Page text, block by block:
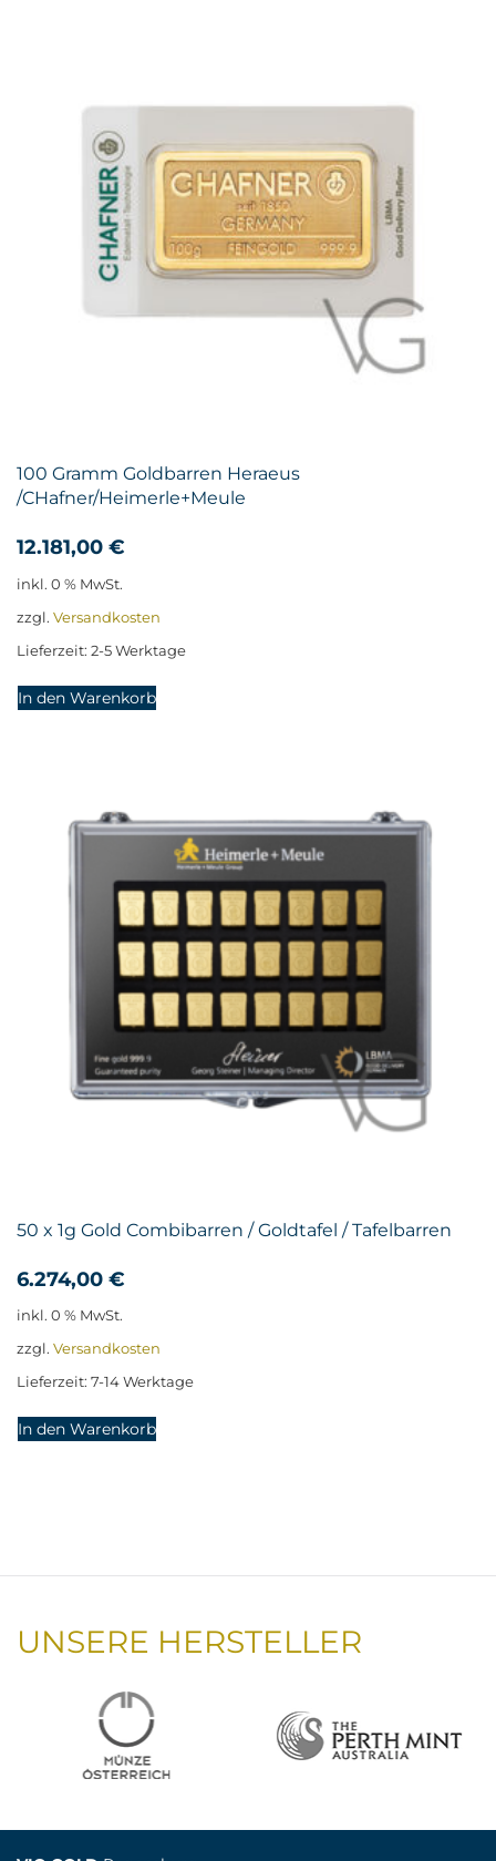
100 Gramm Goldbarren Heraeus
/CHafner/Heimerle+Meule
12.181,00 €
inkl. 0 % MwSt.
zzgl. Versandkosten
Lieferzeit: 2-5 Werktage
In den Warenkorb
50 x 1g Gold Combibarren / Goldtafel / Tafelbarren
6.274,00 €
inkl. 0 % MwSt.
zzgl. Versandkosten
Lieferzeit: 7-14 Werktage
In den Warenkorb
UNSERE HERSTELLER